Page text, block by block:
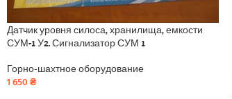
Датчик уровня силоса, хранилища, емкости
СУМ-1 У2. Сигнализатор СУМ 1
Горно-шахтное оборудование
1 650₴